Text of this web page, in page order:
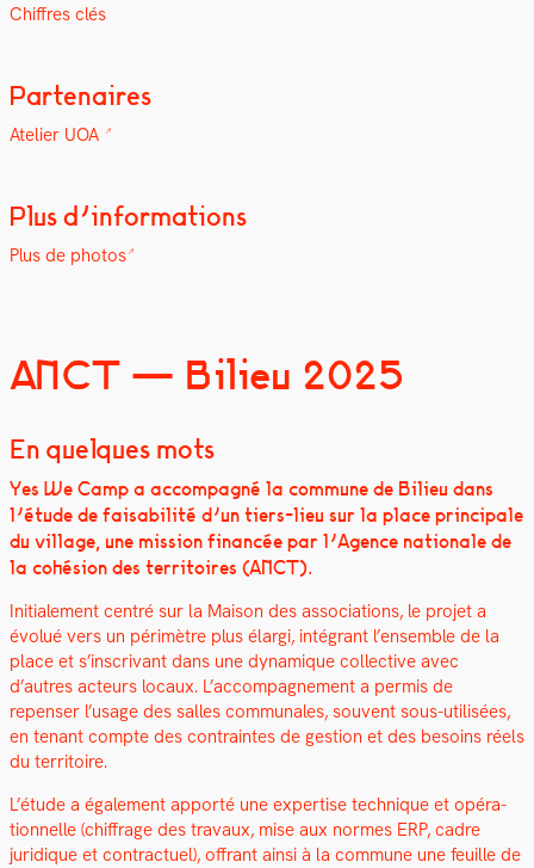
Chiffres clés
Partenaires
Ate­lier UOA
Plus d’informations
Plus de pho­tos
ANCT — Bilieu 2025
En quelques mots
Yes We Camp a accom­pa­g­né la com­mune de Bilieu dans
l’étude de fais­abil­ité d’un tiers-lieu sur la place prin­ci­pale
du vil­lage, une mis­sion financée par l’Agence nationale de
la cohé­sion des ter­ri­toires (ANCT).
Ini­tiale­ment cen­tré sur la Mai­son des asso­ci­a­tions, le pro­jet a
évolué vers un périmètre plus élar­gi, inté­grant l’ensemble de la
place et s’inscrivant dans une dynamique col­lec­tive avec
d’autres acteurs locaux. L’accompagnement a per­mis de
repenser l’usage des salles com­mu­nales, sou­vent sous-util­isées,
en ten­ant compte des con­traintes de ges­tion et des besoins réels
du ter­ri­toire.
L’étude a égale­ment apporté une exper­tise tech­nique et opéra­
tionnelle (chiffrage des travaux, mise aux normes ERP, cadre
juridique et con­tractuel), offrant ain­si à la com­mune une feuille de